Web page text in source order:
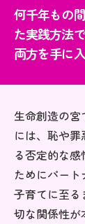
何千年もの
た実践方法
両方を手に
生命創造の
には、恥や
る否定的な
ためにパート
子育てに至る
切な関係性が